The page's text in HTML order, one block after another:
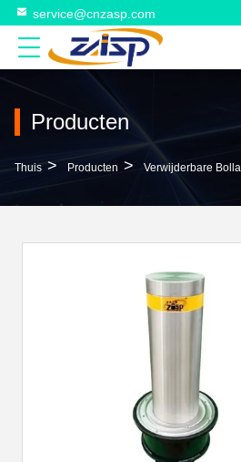
service@cnzasp.com
Producten
Thuis > Producten > Verwijderbare